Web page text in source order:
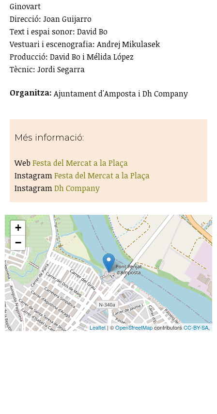
Ginovart
Direcció: Joan Guijarro
Text i espai sonor: David Bo
Vestuari i escenografia: Andrej Mikulasek
Producció: David Bo i Mélida López
Tècnic: Jordi Segarra
Organitza: Ajuntament d'Amposta i Dh Company
Més informació:
WebFesta del Mercat a la Plaça
InstagramFesta del Mercat a la Plaça
InstagramDh Company
+
−
Leaflet| ©OpenStreetMapcontributorsCC-BY-SA,